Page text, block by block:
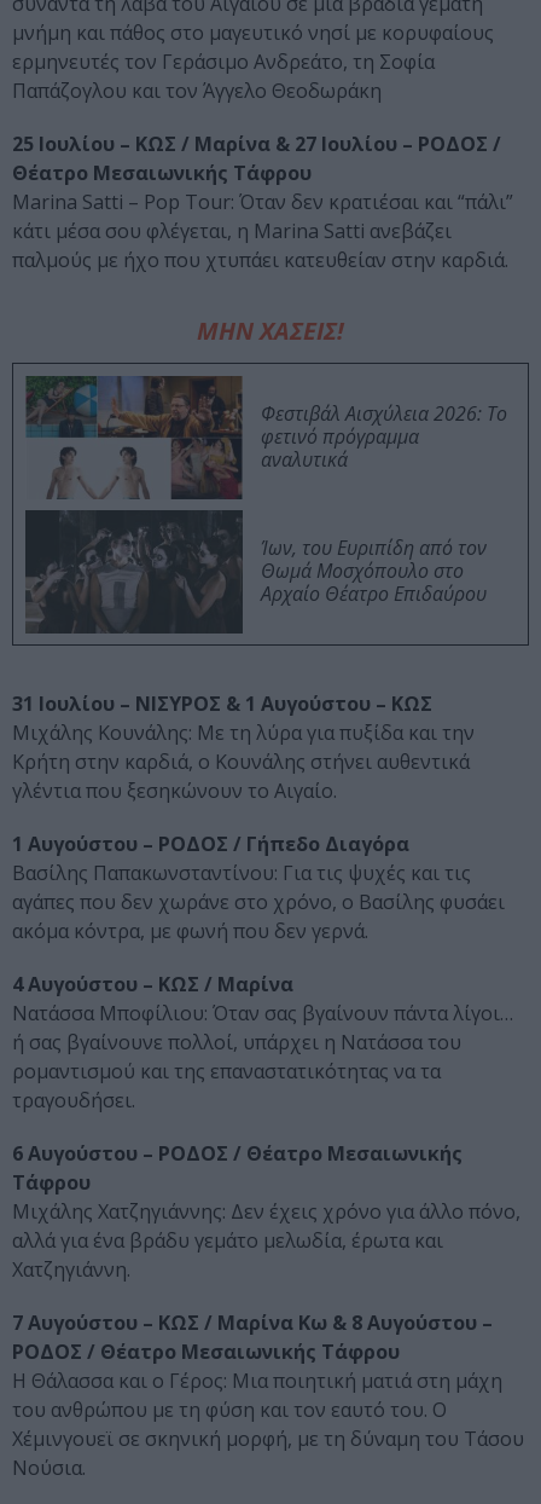
μνήμη και πάθος στο μαγευτικό νησί με κορυφαίους
ερμηνευτές τον Γεράσιμο Ανδρεάτο, τη Σοφία
Παπάζογλου και τον Άγγελο Θεοδωράκη
25 Ιουλίου – ΚΩΣ / Μαρίνα & 27 Ιουλίου – ΡΟΔΟΣ /
Θέατρο Μεσαιωνικής Τάφρου
Marina Satti – Pop Tour: Όταν δεν κρατιέσαι και “πάλι”
κάτι μέσα σου φλέγεται, η Marina Satti ανεβάζει
παλμούς με ήχο που χτυπάει κατευθείαν στην καρδιά.
ΜΗΝ ΧΑΣΕΙΣ!
Φεστιβάλ Αισχύλεια 2026: Το
φετινό πρόγραμμα
αναλυτικά
Ίων, του Ευριπίδη από τον
Θωμά Μοσχόπουλο στο
Αρχαίο Θέατρο Επιδαύρου
31 Ιουλίου – ΝΙΣΥΡΟΣ & 1 Αυγούστου – ΚΩΣ
Μιχάλης Κουνάλης: Με τη λύρα για πυξίδα και την
Κρήτη στην καρδιά, ο Κουνάλης στήνει αυθεντικά
γλέντια που ξεσηκώνουν το Αιγαίο.
1 Αυγούστου – ΡΟΔΟΣ / Γήπεδο Διαγόρα
Βασίλης Παπακωνσταντίνου: Για τις ψυχές και τις
αγάπες που δεν χωράνε στο χρόνο, ο Βασίλης φυσάει
ακόμα κόντρα, με φωνή που δεν γερνά.
4 Αυγούστου – ΚΩΣ / Μαρίνα
Νατάσσα Μποφίλιου: Όταν σας βγαίνουν πάντα λίγοι…
ή σας βγαίνουνε πολλοί, υπάρχει η Νατάσσα του
ρομαντισμού και της επαναστατικότητας να τα
τραγουδήσει.
6 Αυγούστου – ΡΟΔΟΣ / Θέατρο Μεσαιωνικής
Τάφρου
Μιχάλης Χατζηγιάννης: Δεν έχεις χρόνο για άλλο πόνο,
αλλά για ένα βράδυ γεμάτο μελωδία, έρωτα και
Χατζηγιάννη.
7 Αυγούστου – ΚΩΣ / Μαρίνα Κω & 8 Αυγούστου –
ΡΟΔΟΣ / Θέατρο Μεσαιωνικής Τάφρου
Η Θάλασσα και ο Γέρος: Μια ποιητική ματιά στη μάχη
του ανθρώπου με τη φύση και τον εαυτό του. Ο
Χέμινγουεϊ σε σκηνική μορφή, με τη δύναμη του Τάσου
Νούσια.